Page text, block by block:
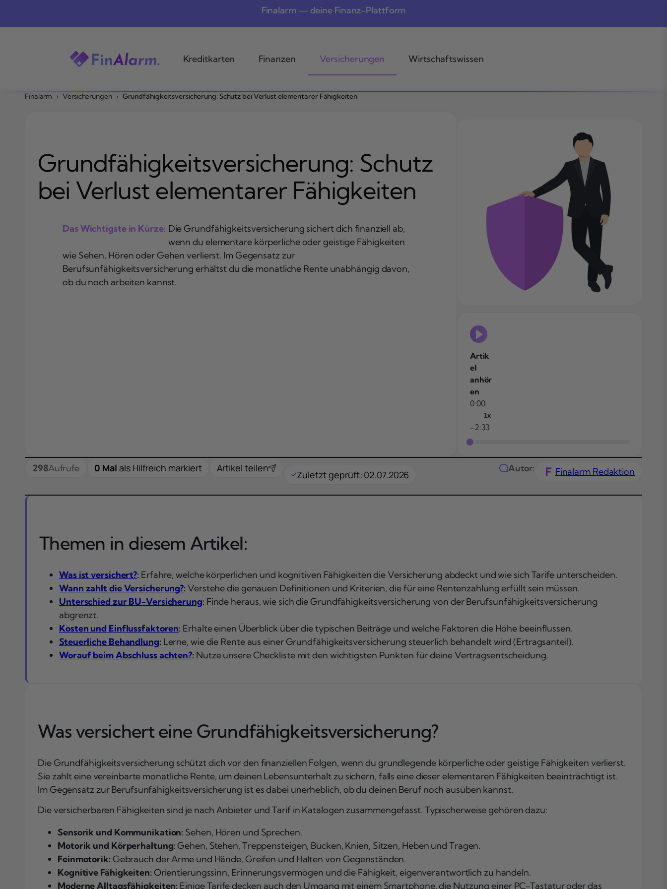
springen
Finalarm — deine Finanz-Plattform
Kreditkarten Finanzen Versicherungen Wirtschaftswissen
Finalarm › Versicherungen › Grundfähigkeitsversicherung: Schutz bei Verlust elementarer Fähigkeiten
Grundfähigkeitsversicherung: Schutz
bei Verlust elementarer Fähigkeiten
Das Wichtigste in Kürze: Die Grundfähigkeitsversicherung sichert dich finanziell ab,
wenn du elementare körperliche oder geistige Fähigkeiten
wie Sehen, Hören oder Gehen verlierst. Im Gegensatz zur
Berufsunfähigkeitsversicherung erhältst du die monatliche Rente unabhängig davon,
ob du noch arbeiten kannst.
Artik
el
anhör
en
0:00
1x
-2:33
298Aufrufe 0 Malals Hilfreich markiert Artikel teilen
Zuletzt geprüft: 02.07.2026
Autor: Finalarm Redaktion
Themen in diesem Artikel:
Was ist versichert?: Erfahre, welche körperlichen und kognitiven Fähigkeiten die Versicherung abdeckt und wie sich Tarife unterscheiden.
Wann zahlt die Versicherung?: Verstehe die genauen Definitionen und Kriterien, die für eine Rentenzahlung erfüllt sein müssen.
Unterschied zur BU-Versicherung:Finde heraus, wie sich die Grundfähigkeitsversicherung von der Berufsunfähigkeitsversicherung
abgrenzt.
Kosten und Einflussfaktoren: Erhalte einen Überblick über die typischen Beiträge und welche Faktoren die Höhe beeinflussen.
Steuerliche Behandlung:Lerne, wie die Rente aus einer Grundfähigkeitsversicherung steuerlich behandelt wird (Ertragsanteil).
Worauf beim Abschluss achten?: Nutze unsere Checkliste mit den wichtigsten Punkten für deine Vertragsentscheidung.
Was versichert eine Grundfähigkeitsversicherung?
Die Grundfähigkeitsversicherung schützt dich vor den finanziellen Folgen, wenn du grundlegende körperliche oder geistige Fähigkeiten verlierst.
Sie zahlt eine vereinbarte monatliche Rente, um deinen Lebensunterhalt zu sichern, falls eine dieser elementaren Fähigkeiten beeinträchtigt ist.
Im Gegensatz zur Berufsunfähigkeitsversicherung ist es dabei unerheblich, ob du deinen Beruf noch ausüben kannst.
Die versicherbaren Fähigkeiten sind je nach Anbieter und Tarif in Katalogen zusammengefasst. Typischerweise gehören dazu:
Sensorik und Kommunikation: Sehen, Hören und Sprechen.
Motorik und Körperhaltung: Gehen, Stehen, Treppensteigen, Bücken, Knien, Sitzen, Heben und Tragen.
Feinmotorik:Gebrauch der Arme und Hände, Greifen und Halten von Gegenständen.
Kognitive Fähigkeiten:Orientierungssinn, Erinnerungsvermögen und die Fähigkeit, eigenverantwortlich zu handeln.
Moderne Alltagsfähigkeiten: Einige Tarife decken auch den Umgang mit einem Smartphone, die Nutzung einer PC-Tastatur oder das
vs. Beruf